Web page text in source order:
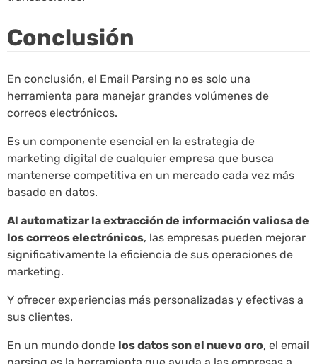
Conclusión
En conclusión, el Email Parsing no es solo una
herramienta para manejar grandes volúmenes de
correos electrónicos.
Es un componente esencial en la estrategia de
marketing digital de cualquier empresa que busca
mantenerse competitiva en un mercado cada vez más
basado en datos.
Al automatizar la extracción de información valiosa de
los correos electrónicos, las empresas pueden mejorar
significativamente la eficiencia de sus operaciones de
marketing.
Y ofrecer experiencias más personalizadas y efectivas a
sus clientes.
En un mundo donde los datos son el nuevo oro, el email